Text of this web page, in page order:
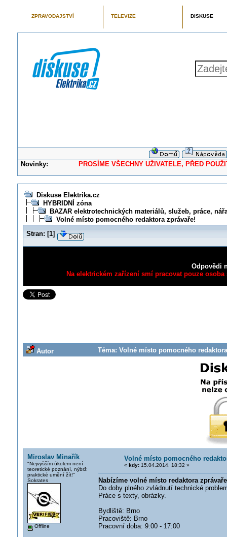
ZPRAVODAJSTVÍ TELEVIZE DISKUSE
Novinky: PROSÍME VŠECHNY UŽIVATELE, PŘED
Diskuse Elektrika.cz
HYBRIDNÍ zóna
BAZAR elektrotechnických materiálů, služeb, práce,
Volné místo pomocného redaktora zprávaře!
Stran: [1]
Odpovědi
Na elektrickém zařízení smí pracovat pouze
Autor Téma: Volné místo pomocného
Miroslav Minařík
"Nejvyšším úkolem není
teoretické poznání, nýbrž
praktické umění žít!"
Sokrates
Offline
Volné místo pomocného
« kdy:15.04.2014, 18:32 »
Nabízíme volné místo redaktora
Do doby plného zvládnutí technické
Práce s texty, obrázky.
Bydliště: Brno
Pracoviště: Brno
Pracovní doba: 9:00 - 17:00